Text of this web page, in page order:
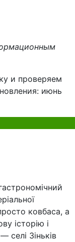
и проверяем
июнь
ковбаса, а
історію і
селі Зіньків